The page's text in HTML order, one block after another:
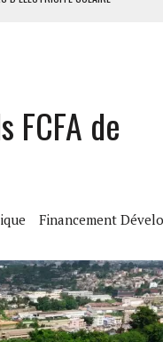
SOLAIRE
de
Financement